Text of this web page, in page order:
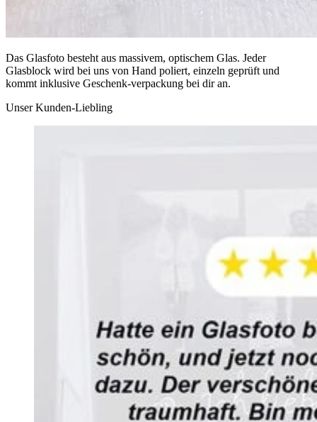
Das Glasfoto besteht aus massivem, optischem Glas. Jeder
Glasblock wird bei uns von Hand poliert, einzeln geprüft und
kommt inklusive Geschenk-verpackung bei dir an.
Unser Kunden-Liebling